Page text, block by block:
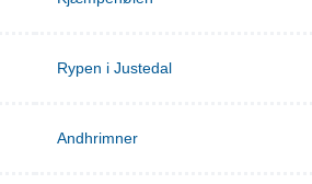
Rypen i Justedal
Andhrimner